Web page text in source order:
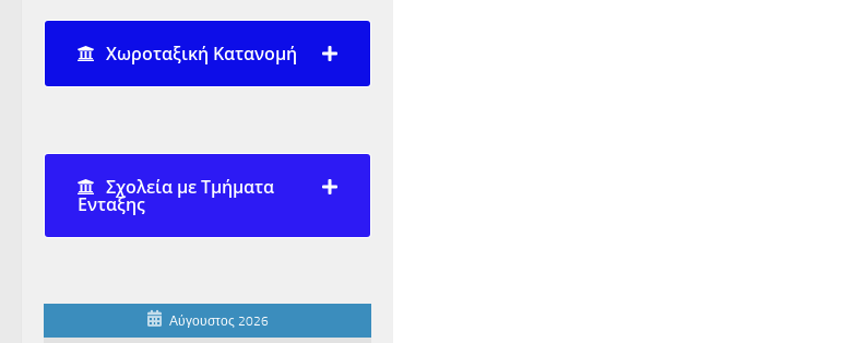
Χωροταξική Κατανομή
Σχολεία με Τμήματα
Ενταξης
Αύγουστος 2026